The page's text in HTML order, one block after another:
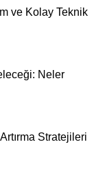
ve Kolay Teknik
Neler
Stratejileri